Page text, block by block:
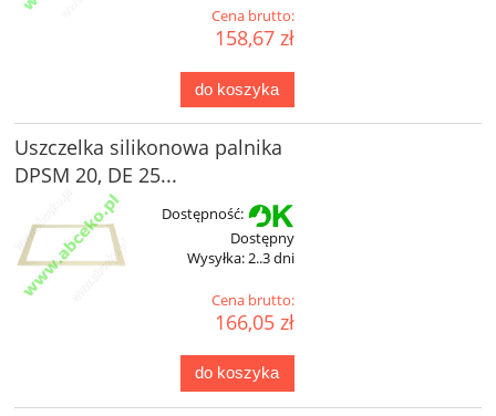
Cena brutto:
158,67 zł
do koszyka
Uszczelka silikonowa palnika
DPSM 20, DE 25...
Dostępność:
Dostępny
Wysyłka:2..3 dni
Cena brutto:
166,05 zł
do koszyka